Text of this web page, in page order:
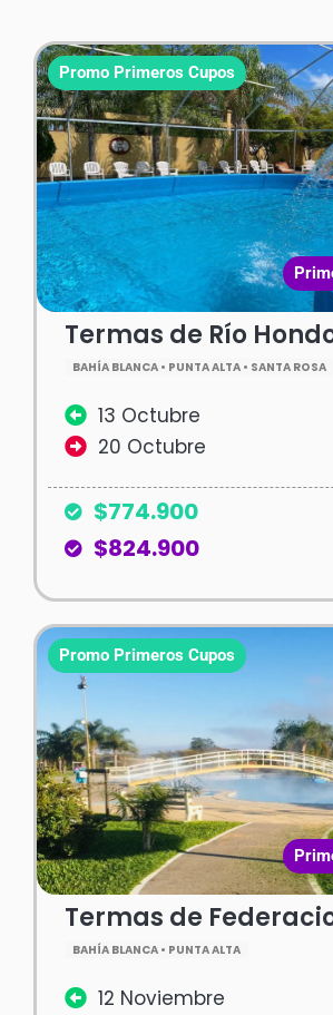
Termas de Río
BAHÍA BLANCA • PUNTA ALTA • SANTA ROSA
13 Octubre
20 Octubre
$774.900
$824.900
Promo Primeros Cupos
Termas de
BAHÍA BLANCA • PUNTA ALTA
12 Noviembre
Promo Primeros Cupos